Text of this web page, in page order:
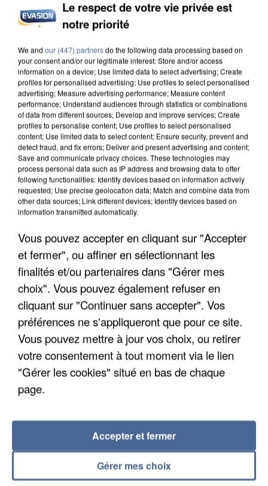
INCENDIES : L’ÎLE-DE-FRANCE LANCE UN ÉLAN
DE SOLIDARITÉ AVEC LES...
APRÈS TOUTES CES CANICULES, LES REFUGES
DE FAUNE SAUVAGE SONT...
Le respect de votre vie privée est
notre priorité
We and our (447) partnersdo the following data processing based on
your consent and/or our legitimate interest: Store and/or access
information on a device; Use limited data to select advertising; Create
profiles for personalised advertising; Use profiles to select personalised
advertising; Measure advertising performance; Measure content
performance; Understand audiences through statistics or combinations
of data from different sources; Develop and improve services; Create
profiles to personalise content; Use profiles to select personalised
content; Use limited data to select content; Ensure security, prevent and
detect fraud, and fix errors; Deliver and present advertising and content;
Save and communicate privacy choices. These technologies may
process personal data such as IP address and browsing data to offer
following functionalities: Identify devices based on information actively
requested; Use precise geolocation data; Match and combine data from
other data sources; Link different devices; Identify devices based on
information transmitted automatically.
Vous pouvez accepter en cliquant sur "Accepter
et fermer", ou affiner en sélectionnant les
finalités et/ou partenaires dans "Gérer mes
choix". Vous pouvez également refuser en
cliquant sur "Continuer sans accepter". Vos
préférences ne s'appliqueront que pour ce site.
Vous pouvez mettre à jour vos choix, ou retirer
votre consentement à tout moment via le lien
"Gérer les cookies" situé en bas de chaque
page.
Gérer mes choix
Accepter et fermer